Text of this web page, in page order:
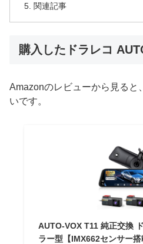
関連記事
購入したドラレコ
Amazonのレビューから見ると
いです。
AUTO-VOX T11 純正交換
ラー型【IMX662センサー